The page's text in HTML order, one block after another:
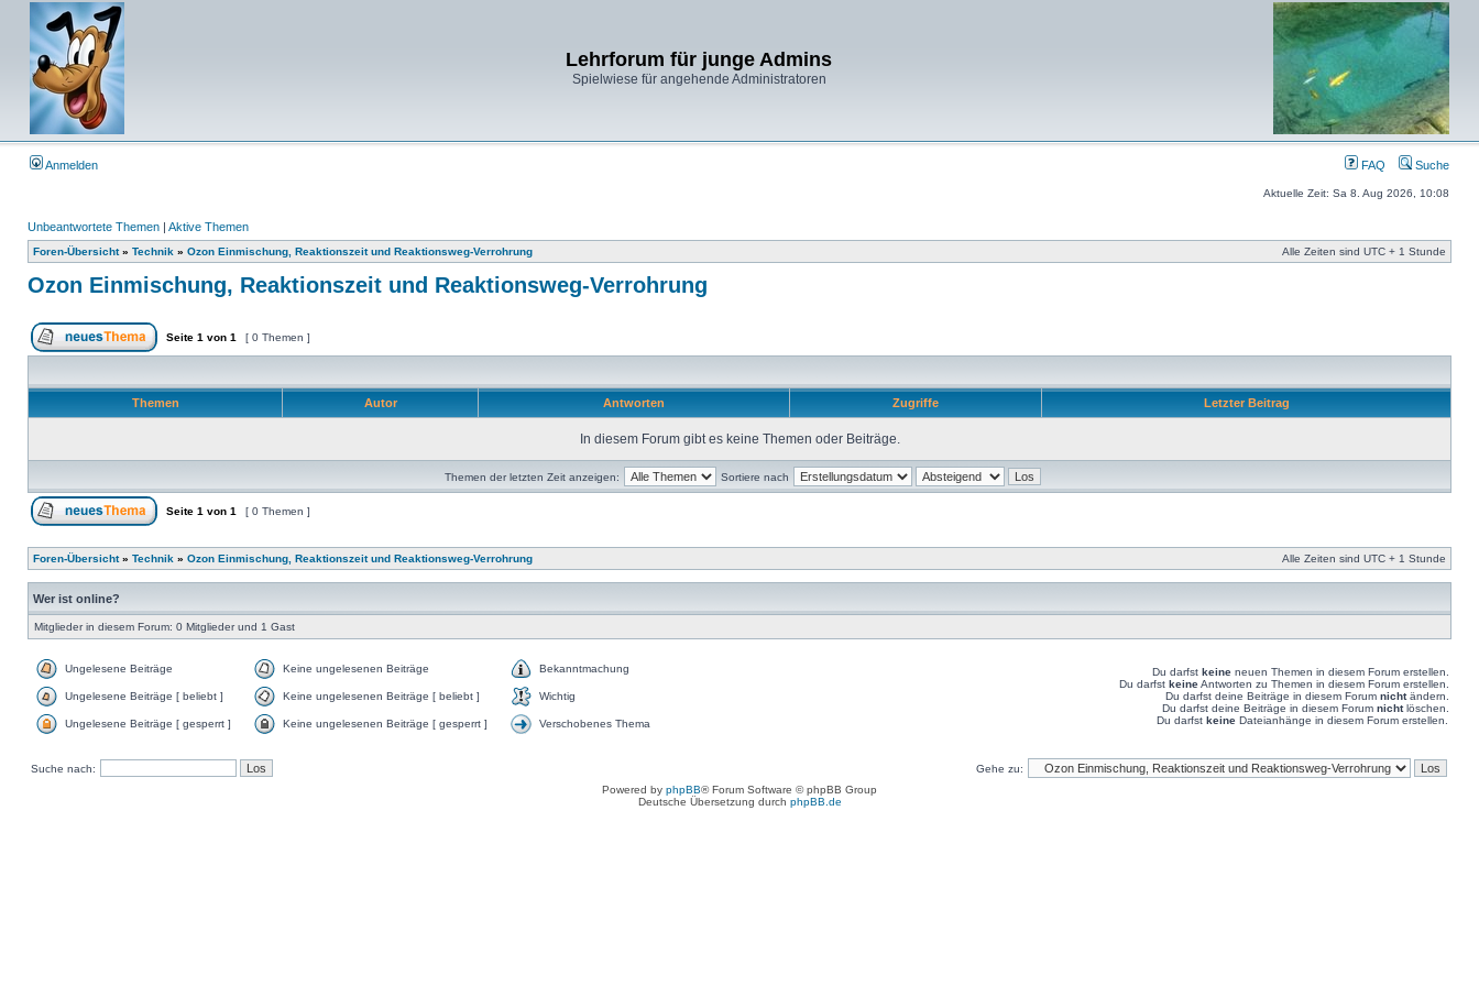
Lehrforum für junge Admins
Spielwiese für angehende Administratoren
Anmelden FAQ Suche
Aktuelle Zeit: Sa 8. Aug 2026, 10:08
Unbeantwortete Themen | Aktive Themen
Foren-Übersicht» Technik » Ozon Einmischung, Reaktionszeit und Reaktionsweg-Verrohrung Alle Zeiten sind UTC + 1 Stunde
Ozon Einmischung, Reaktionszeit und Reaktionsweg-Verrohrung
Seite 1 von 1 [ 0 Themen ]
Themen Autor Antworten Zugriffe Letzter Beitrag
In diesem Forum gibt es keine Themen oder Beiträge.
Themen der letzten Zeit anzeigen: Sortiere nach
Seite 1 von 1 [ 0 Themen ]
Foren-Übersicht» Technik » Ozon Einmischung, Reaktionszeit und Reaktionsweg-Verrohrung Alle Zeiten sind UTC + 1 Stunde
Wer ist online?
Mitglieder in diesem Forum: 0 Mitglieder und 1 Gast
Ungelesene Beiträge Keine ungelesenen Beiträge Bekanntmachung
Ungelesene Beiträge [ beliebt ] Keine ungelesenen Beiträge [ beliebt ] Wichtig
Ungelesene Beiträge [ gesperrt ] Keine ungelesenen Beiträge [ gesperrt ] Verschobenes Thema
Du darfst keine neuen Themen in diesem Forum erstellen.
Du darfst keineAntworten zu Themen in diesem Forum erstellen.
Du darfst deine Beiträge in diesem Forum nichtändern.
Du darfst deine Beiträge in diesem Forum nichtlöschen.
Du darfst keine Dateianhänge in diesem Forum erstellen.
Suche nach:
Gehe zu:
Powered by phpBB® Forum Software © phpBB Group
Deutsche Übersetzung durch phpBB.de